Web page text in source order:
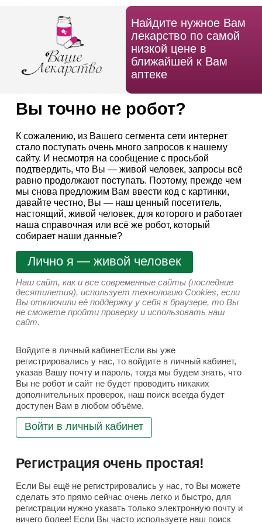
Найдите нужное Вам
лекарство по самой
низкой цене в
ближайшей к Вам
аптеке
Вы точно не робот?
К сожалению, из Вашего сегмента сети интернет
стало поступать очень много запросов к нашему
сайту. И несмотря на сообщение с просьбой
подтвердить, что Вы — живой человек, запросы всё
равно продолжают поступать. Поэтому, прежде чем
мы снова предложим Вам ввести код с картинки,
давайте честно, Вы — наш ценный посетитель,
настоящий, живой человек, для которого и работает
наша справочная или всё же робот, который
собирает наши данные?
Лично я — живой человек
Наш сайт, как и все современные сайты (последние
десятилетия), использует технологию Cookies, если
Вы отключили её поддержку у себя в браузере, то Вы
не сможете пройти проверку и использовать наш
сайт.
Войдите в личный кабинетЕсли вы уже
регистрировались у нас, то войдите в личный кабинет,
указав Вашу почту и пароль, тогда мы будем знать, что
Вы не робот и сайт не будет проводить никаких
дополнительных проверок, наш поиск всегда будет
доступен Вам в любом объёме.
Войти в личный кабинет
Регистрация очень простая!
Если Вы ещё не регистрировались у нас, то Вы можете
сделать это прямо сейчас очень легко и быстро, для
регистрации нужно указать только электронную почту и
ничего более! Если Вы часто используете наш поиск